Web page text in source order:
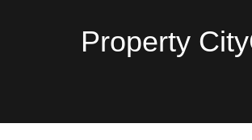
Property City